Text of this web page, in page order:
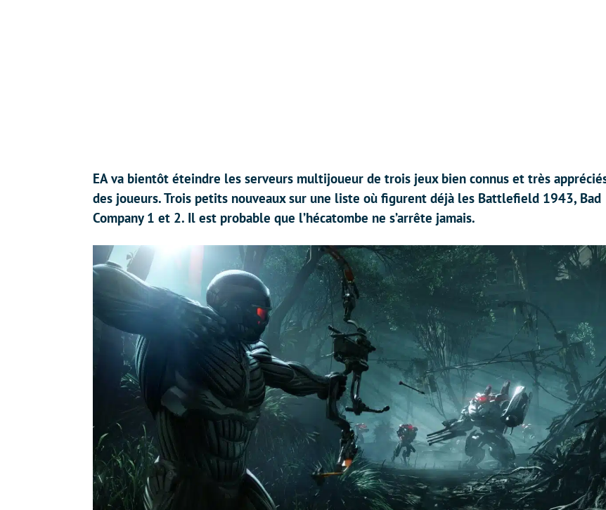
EA va bientôt éteindre les serveurs multijoueur de trois jeux bien connus et très
des joueurs. Trois petits nouveaux sur une liste où figurent déjà les Battlefield 1943, Bad
Company 1 et 2. Il est probable que l’hécatombe ne s’arrête jamais.